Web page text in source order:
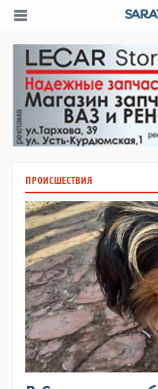
ПРОИСШЕСТВИЯ